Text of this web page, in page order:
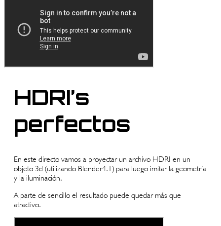
HDRI’s
perfectos
En este directo vamos a proyectar un archivo HDRI en un
objeto 3d (utilizando Blender4.1) para luego imitar la geometría
y la iluminación.
A parte de sencillo el resultado puede quedar más que
atractivo.